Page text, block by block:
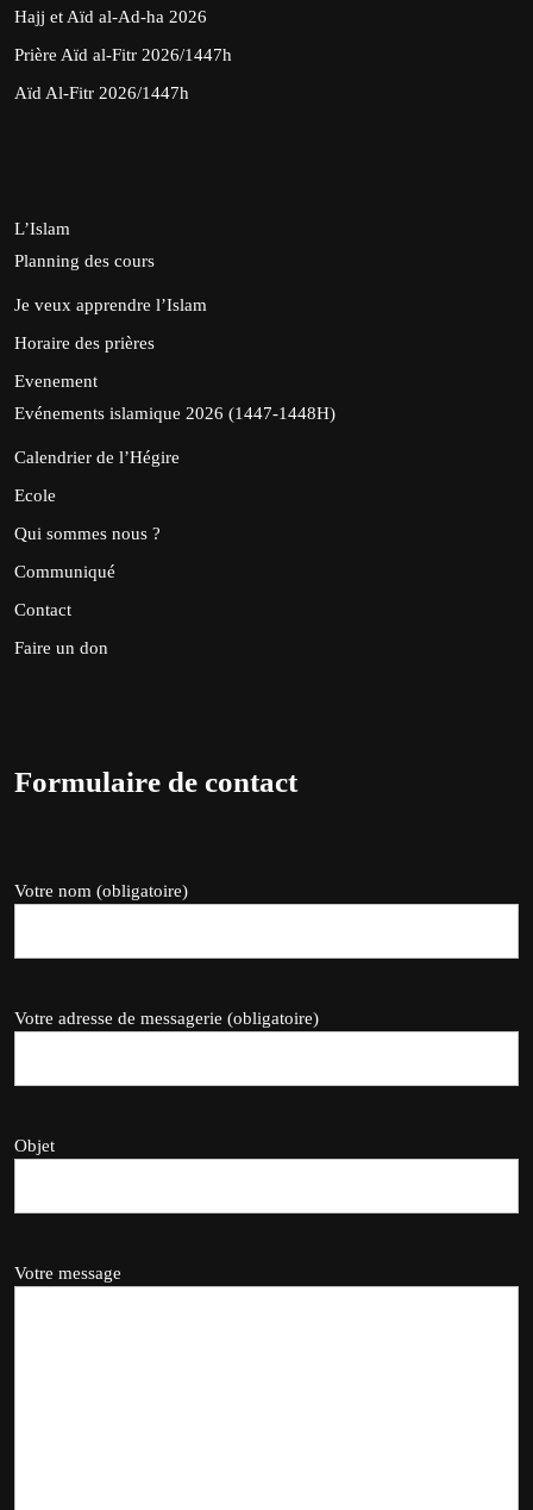
Hajj et Aïd al-Ad-ha 2026
Prière Aïd al-Fitr 2026/1447h
Aïd Al-Fitr 2026/1447h
L’Islam
Planning des cours
Je veux apprendre l’Islam
Horaire des prières
Evenement
Evénements islamique 2026 (1447-1448H)
Calendrier de l’Hégire
Ecole
Qui sommes nous ?
Communiqué
Contact
Faire un don
Formulaire de contact
Votre nom (obligatoire)
Votre adresse de messagerie (obligatoire)
Objet
Votre message